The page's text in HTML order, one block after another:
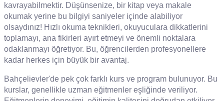
kavrayabilmektir. Düşünsenize, bir kitap veya makale
okumak yerine bu bilgiyi saniyeler içinde alabiliyor
olsaydınız! Hızlı okuma teknikleri, okuyuculara dikkatlerini
toplamayı, ana fikirleri ayırt etmeyi ve önemli noktalara
odaklanmayı öğretiyor. Bu, öğrencilerden profesyonellere
kadar herkes için büyük bir avantaj.
Bahçelievler'de pek çok farklı kurs ve program bulunuyor. Bu
kurslar, genellikle uzman eğitmenler eşliğinde veriliyor.